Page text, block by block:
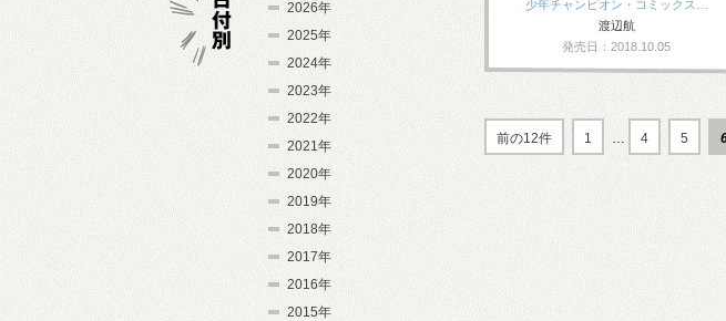
少年チャンピオン・コミックス…
渡辺航
発売日：2018.10.05
前の12件 1 … 4 5
2026年
2025年
2024年
2023年
2022年
2021年
2020年
2019年
2018年
2017年
2016年
2015年